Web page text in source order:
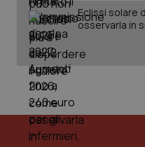
Eclissi solare
osservarla in